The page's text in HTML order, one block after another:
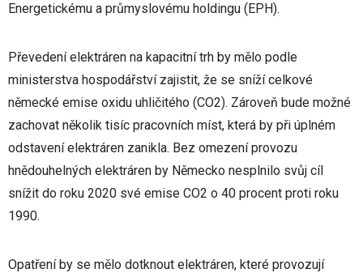
Energetickému a průmyslovému holdingu (EPH).
Převedení elektráren na kapacitní trh by mělo podle
ministerstva hospodářství zajistit, že se sníží celkové
německé emise oxidu uhličitého (CO2). Zároveň bude možné
zachovat několik tisíc pracovních míst, která by při úplném
odstavení elektráren zanikla. Bez omezení provozu
hnědouhelných elektráren by Německo nesplnilo svůj cíl
snížit do roku 2020 své emise CO2 o 40 procent proti roku
1990.
Opatření by se mělo dotknout elektráren, které provozují